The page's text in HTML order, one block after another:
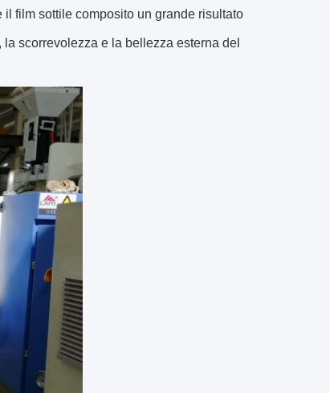
film sottile composito un grande risultato
scorrevolezza e la bellezza esterna del